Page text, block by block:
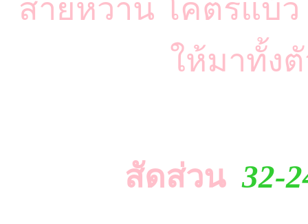
สายหวาน โคตรแบ๊
ให้มาทั้ง
สัดส่วน32-